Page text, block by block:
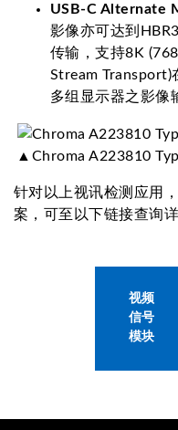
USB-C Alternate
影像亦可达到
传输，支持8K
Stream Transport)
多组显示器之影像
▲Chroma A223810
针对以上视讯检测应用
案，可至以下链接查询
视频
信号
模块